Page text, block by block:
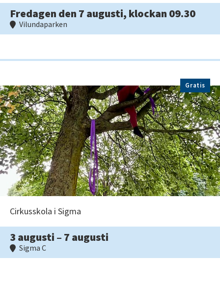
Fredagen den 7 augusti, klockan 09.30
Vilundaparken
Gratis
Cirkusskola i Sigma
3 augusti – 7 augusti
Sigma C